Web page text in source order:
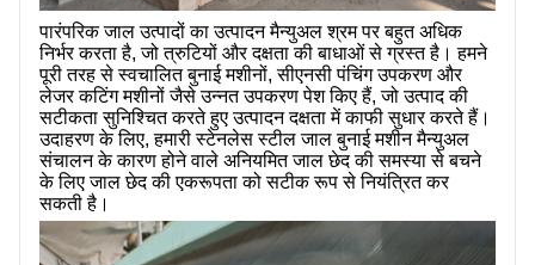
पारंपरिक जाल उत्पादों का उत्पादन मैन्युअल श्रम पर बहुत अधिक
निर्भर करता है, जो त्रुटियों और दक्षता की बाधाओं से ग्रस्त है। हमने
पूरी तरह से स्वचालित बुनाई मशीनों, सीएनसी पंचिंग उपकरण और
लेजर कटिंग मशीनों जैसे उन्नत उपकरण पेश किए हैं, जो उत्पाद की
सटीकता सुनिश्चित करते हुए उत्पादन दक्षता में काफी सुधार करते हैं।
उदाहरण के लिए, हमारी स्टेनलेस स्टील जाल बुनाई मशीन मैन्युअल
संचालन के कारण होने वाले अनियमित जाल छेद की समस्या से बचने
के लिए जाल छेद की एकरूपता को सटीक रूप से नियंत्रित कर
सकती है।